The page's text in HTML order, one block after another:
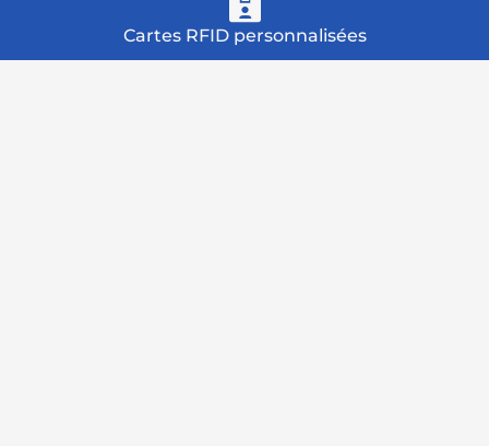
Cartes RFID personnalisées